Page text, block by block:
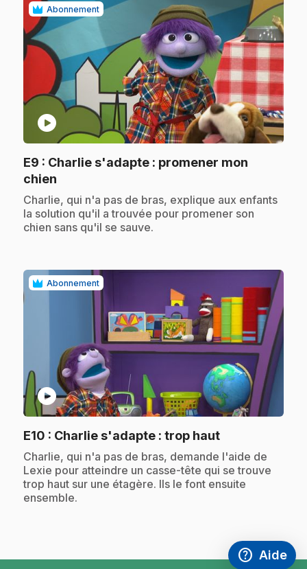
Abonnement
play_circle
E9 : Charlie s'adapte : promener mon
chien
.Charlie, qui n'a pas de bras, explique aux enfants
la solution qu'il a trouvée pour promener son
chien sans qu'il se sauve.
Abonnement
play_circle
E10 : Charlie s'adapte : trop haut.
.Charlie, qui n'a pas de bras, demande l'aide de
Lexie pour atteindre un casse-tête qui se trouve
trop haut sur une étagère. Ils le font ensuite
ensemble.
help
Accéder à
Aide
,Ce lien